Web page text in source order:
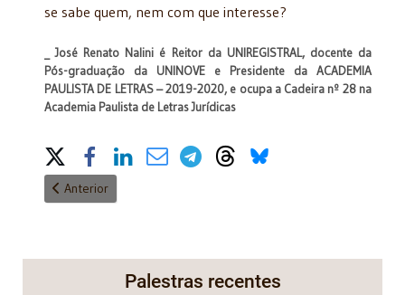
se sabe quem, nem com que interesse?
_José Renato Nalini é Reitor da UNIREGISTRAL, docente da
Pós-graduação da UNINOVE e Presidente da ACADEMIA
PAULISTA DE LETRAS – 2019-2020, e ocupa a Cadeira nº 28 na
Academia Paulista de Letras Jurídicas
Share on Social Media
Artigo anterior: A desimportância da ética
Anterior
Palestras recentes